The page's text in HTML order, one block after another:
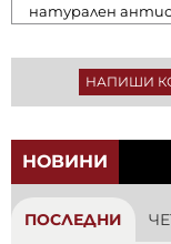
натурален
НАПИШИ
НОВИНИ
ПОСЛЕДНИ